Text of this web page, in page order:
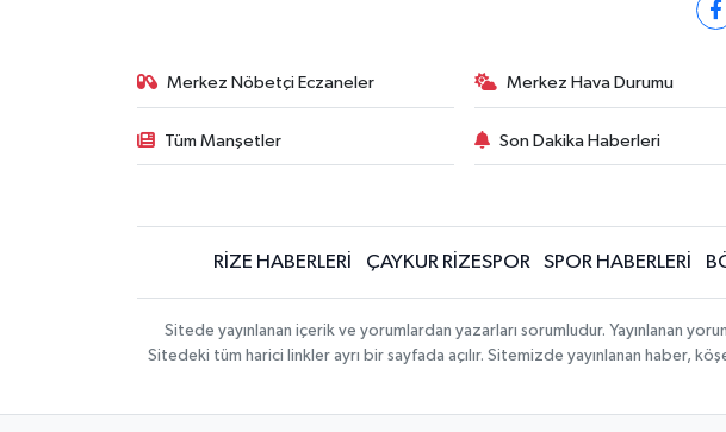
Merkez Nöbetçi Eczaneler Merkez Hava Durumu
Tüm Manşetler Son Dakika Haberleri
RİZE HABERLERİ ÇAYKUR RİZESPOR SPOR HABERLERİ
Sitede yayınlanan içerik ve yorumlardan yazarları sorumludur. Yayınlanan
Sitedeki tüm harici linkler ayrı bir sayfada açılır. Sitemizde yayınlanan haber,